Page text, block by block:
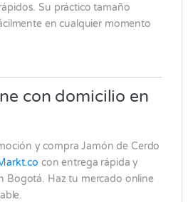
Su práctico tamaño
en cualquier momento
con domicilio en
y compra Jamón de Cerdo
con entrega rápida y
Bogotá. Haz tu mercado online